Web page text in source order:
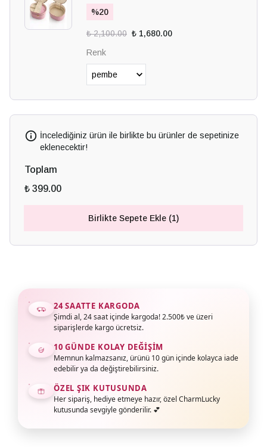
%20
₺ 2,100.00 ₺ 1,680.00
Renk
İncelediğiniz ürün ile birlikte bu ürünler de sepetinize
eklenecektir!
Toplam
₺ 399.00
Birlikte Sepete Ekle (1)
24 SAATTE KARGODA
Şimdi al, 24 saat içinde kargoda! 2.500₺ ve üzeri
siparişlerde kargo ücretsiz.
10 GÜNDE KOLAY DEĞIŞIM
Memnun kalmazsanız, ürünü 10 gün içinde kolayca iade
edebilir ya da değiştirebilirsiniz.
ÖZEL ŞIK KUTUSUNDA
Her sipariş, hediye etmeye hazır, özel CharmLucky
kutusunda sevgiyle gönderilir. 💕